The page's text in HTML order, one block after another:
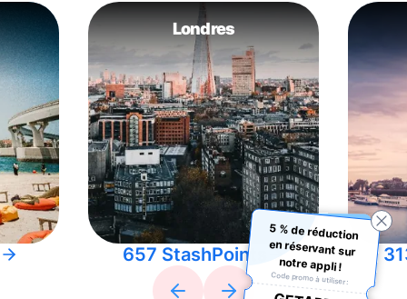
Londres
657 StashPoints
5 % de réduction
en réservant sur
notre appli !
Code promo à utiliser :